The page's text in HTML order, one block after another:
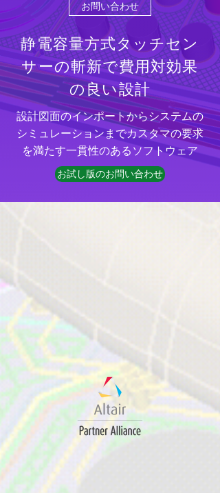
お問い合わせ
静電容量方式タッチセン
サーの斬新で費用対効果
の良い設計
設計図面のインポートからシステムの
シミュレーションまでカスタマの要求
を満たす一貫性のあるソフトウェア
お試し版のお問い合わせ